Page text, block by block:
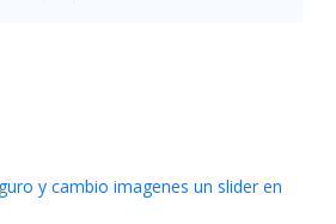
y cambio imagenes un slider en